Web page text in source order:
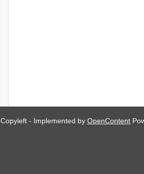
Copyleft - Implemented byOpenContent